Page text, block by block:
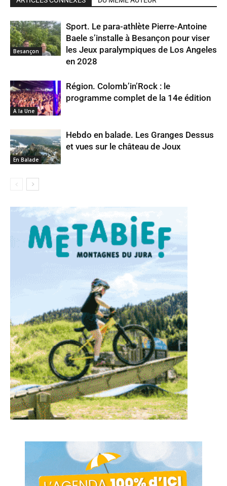
Besançon
Sport. Le para-athlète Pierre-Antoine
Baele s’installe à Besançon pour viser
les Jeux paralympiques de Los Angeles
en 2028
A la Une
Région. Colomb’in’Rock : le
programme complet de la 14e édition
En Balade
Hebdo en balade. Les Granges Dessus
et vues sur le château de Joux